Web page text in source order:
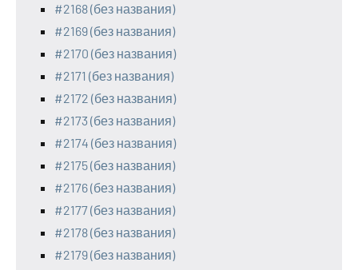
#2168 (без названия)
#2169 (без названия)
#2170 (без названия)
#2171 (без названия)
#2172 (без названия)
#2173 (без названия)
#2174 (без названия)
#2175 (без названия)
#2176 (без названия)
#2177 (без названия)
#2178 (без названия)
#2179 (без названия)